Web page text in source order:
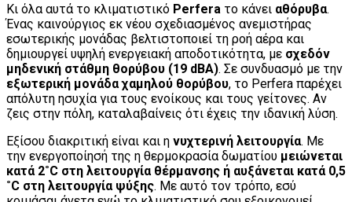
Κι όλα αυτά το κλιματιστικό Perfera το κάνει αθόρυβα.
Ένας καινούργιος εκ νέου σχεδιασμένος ανεμιστήρας
εσωτερικής μονάδας βελτιστοποιεί τη ροή αέρα και
δημιουργεί υψηλή ενεργειακή αποδοτικότητα, με σχεδόν
μηδενική στάθμη θορύβου (19 dBA). Σε συνδυασμό με την
εξωτερική μονάδα χαμηλού θορύβου, το Perfera παρέχει
απόλυτη ησυχία για τους ενοίκους και τους γείτονες. Αν
ζεις στην πόλη, καταλαβαίνεις ότι έχεις την ιδανική λύση.
Εξίσου διακριτική είναι και η νυχτερινή λειτουργία. Με
την ενεργοποίησή της η θερμοκρασία δωματίου μειώνεται
κατά 2˚C στη λειτουργία θέρμανσης ή αυξάνεται κατά 0,5
˚C στη λειτουργία ψύξης. Με αυτό τον τρόπο, εσύ